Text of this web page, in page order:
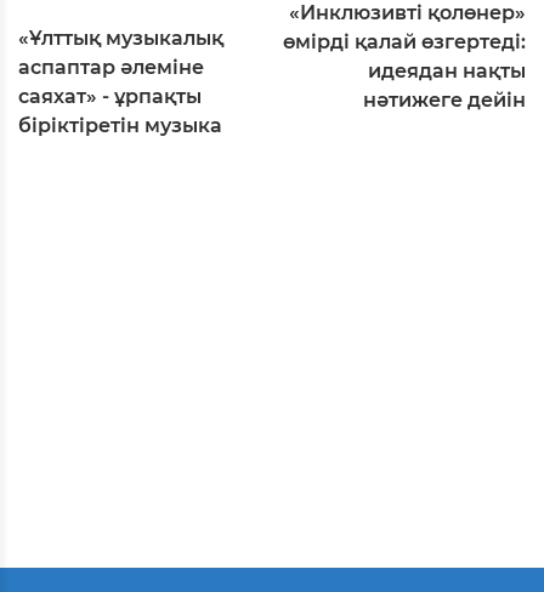
«Ұлттық музыкалық
аспаптар әлеміне
саяхат» - ұрпақты
біріктіретін музыка
«Инклюзивті қолөнер»
өмірді қалай өзгертеді:
идеядан нақты
нәтижеге дейін